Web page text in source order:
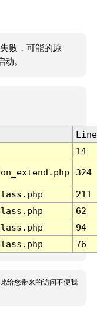
败，可能的原
。
Line
14
324
211
62
94
76
给您带来的访问不便我